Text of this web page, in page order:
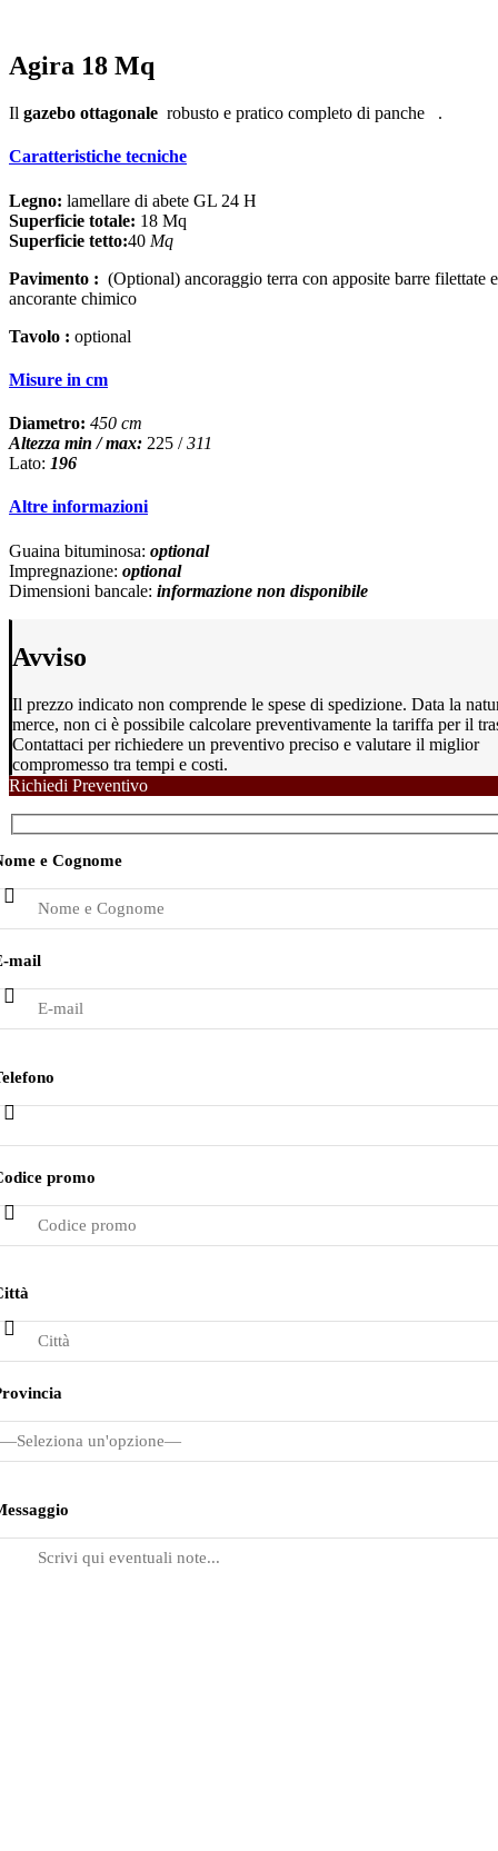
Agira 18 Mq
Il gazebo ottagonale robusto e pratico completo di panche .
Caratteristiche tecniche
Legno: lamellare di abete GL 24 H
Superficie totale: 18 Mq
Superficie tetto:40 Mq
Pavimento : (Optional) ancoraggio terra con apposite barre filettate
ancorante chimico
Tavolo : optional
Misure in cm
Diametro: 450 cm
Altezza min / max: 225 /311
Lato: 196
Altre informazioni
Guaina bituminosa: optional
Impregnazione: optional
Dimensioni bancale: informazione non disponibile
Avviso
Il prezzo indicato non comprende le spese di spedizione. Data la
merce, non ci è possibile calcolare preventivamente la tariffa per il
Contattaci per richiedere un preventivo preciso e valutare il miglior
compromesso tra tempi e costi.
Richiedi Preventivo
e Cognome
mail
promo